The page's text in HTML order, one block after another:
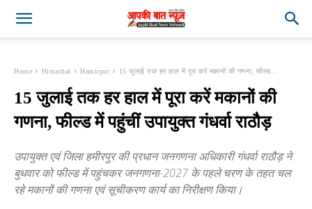
Home Himachal Hamirpur 15 जुलाई तक हर हाल में पूरा करें मकानों की गणना, फील्ड...
15 जुलाई तक हर हाल में पूरा करें मकानों की
गणना, फील्ड में पहुंचीं उपायुक्त गंधर्वा राठौड़
उपायुक्त एवं जिला हमीरपुर की प्रधान जनगणना अधिकारी गंधर्वा राठौड़ ने
बुधवार को फील्ड में पहुंचकर जनगणना-2027 के पहले चरण के तहत चल
रहे मकानों की गणना एवं सूचीकरण कार्य का निरीक्षण किया।